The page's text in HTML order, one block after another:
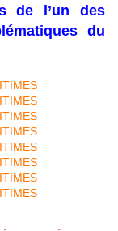
de l’un des
du